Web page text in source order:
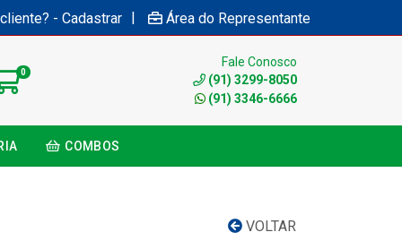
- Cadastrar | Área do Representante
0
Fale Conosco
(91) 3299-8050
(91) 3346-6666
COMBOS
VOLTAR